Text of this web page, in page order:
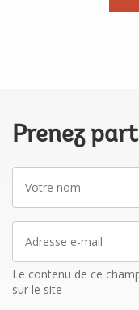
Prenez
nom
mail
Le contenu de ce
sur le site